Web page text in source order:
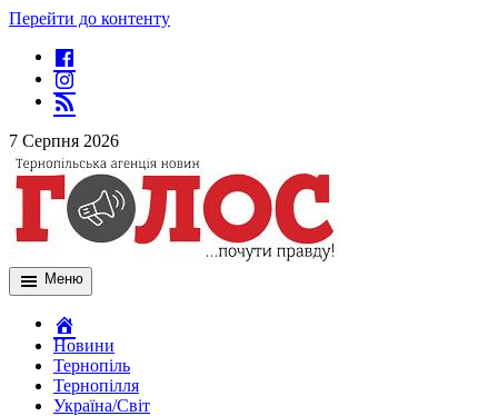
Перейти до контенту
7 Серпня 2026
Меню
Новини
Тернопіль
Тернопілля
Україна/Світ